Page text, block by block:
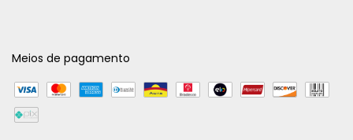
Meios de pagamento